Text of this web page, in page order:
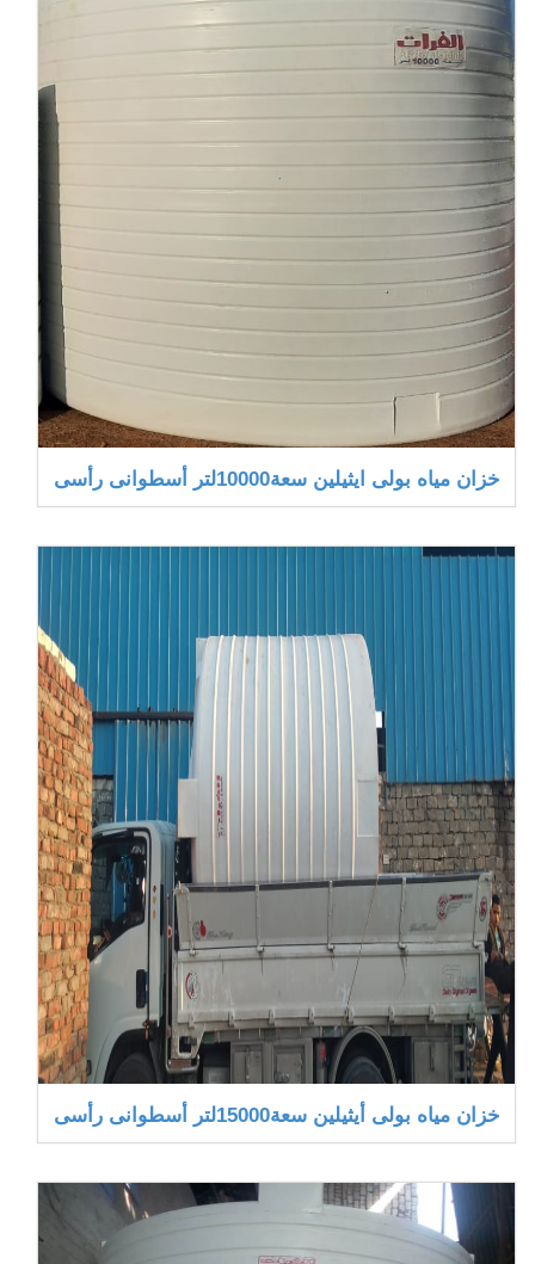
خزان مياه بولى ايثيلين سعة10000لتر أسطوانى رأسى
خزان مياه بولى أيثيلين سعة15000لتر أسطوانى رأسى